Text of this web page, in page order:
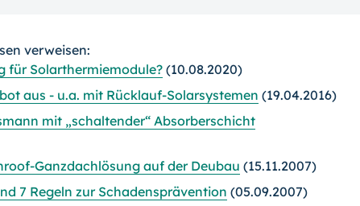
verweisen:
für Solarthermiemodule? (10.08.2020)
aus - u.a. mit Rücklauf-Solarsystemen (19.04.2016)
mit „schaltender“ Absorberschicht
Ganzdachlösung auf der Deubau (15.11.2007)
7 Regeln zur Schadensprävention (05.09.2007)